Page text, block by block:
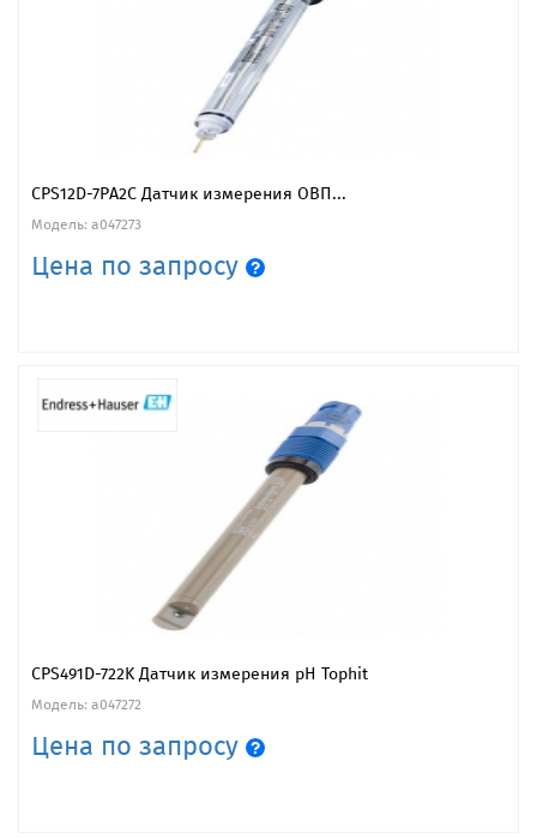
CPS12D-7PA2C Датчик измерения ОВП...
Модель: a047273
Цена по запросу
CPS491D-722K Датчик измерения pH Tophit
Модель: a047272
Цена по запросу